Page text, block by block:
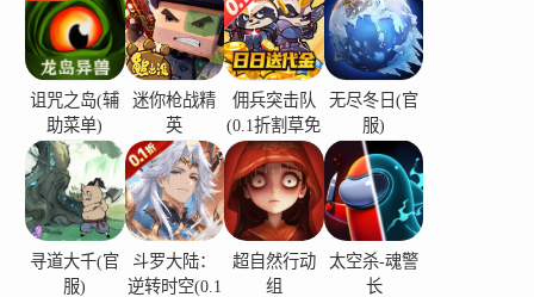
诅咒之岛(辅
助菜单)
迷你枪战精
英
佣兵突击队
(0.1折割草免
费版)
无尽冬日(官
服)
寻道大千(官
服)
斗罗大陆：
逆转时空(0.1
超自然行动
组
太空杀-魂警
长